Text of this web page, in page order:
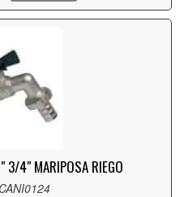
3/4" MARIPOSA RIEGO